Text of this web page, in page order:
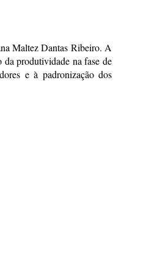
Maltez Dantas Ribeiro. A
produtividade na fase de
e à padronização dos